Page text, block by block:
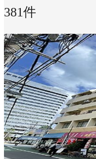
381件